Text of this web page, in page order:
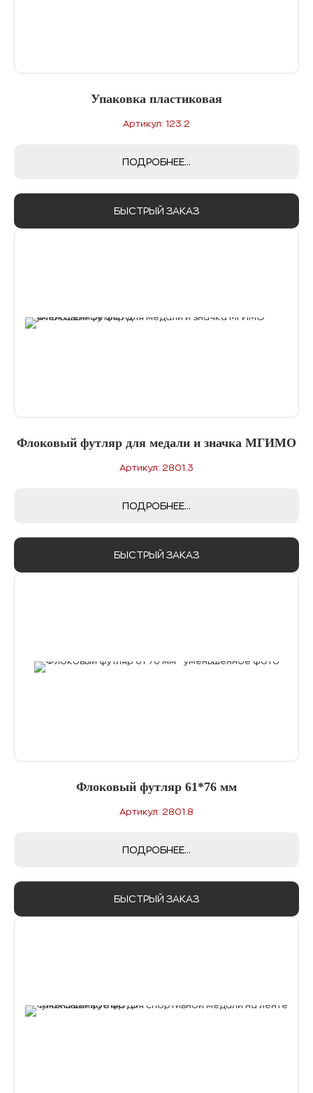
Упаковка пластиковая
Артикул: 123.2
ПОДРОБНЕЕ...
БЫСТРЫЙ ЗАКАЗ
Флоковый футляр для медали и значка МГИМО
Артикул: 2801.3
ПОДРОБНЕЕ...
БЫСТРЫЙ ЗАКАЗ
Флоковый футляр 61*76 мм
Артикул: 2801.8
ПОДРОБНЕЕ...
БЫСТРЫЙ ЗАКАЗ